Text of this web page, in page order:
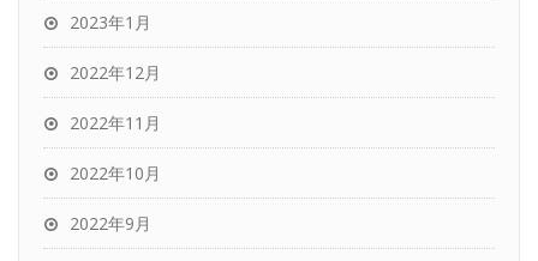
2023年1月
2022年12月
2022年11月
2022年10月
2022年9月